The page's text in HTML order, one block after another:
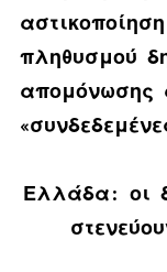
πληθυσμού
απομόνωσης
Ελλάδα: οι